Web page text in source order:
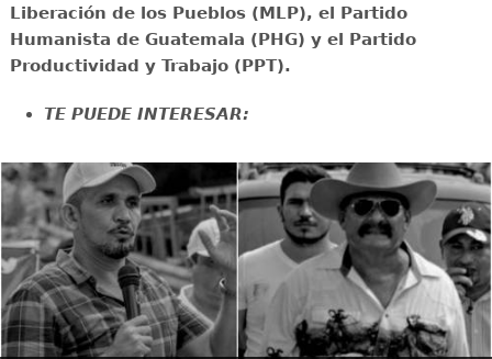
Liberación de los Pueblos (MLP), el Partido
Humanista de Guatemala (PHG) y el Partido
Productividad y Trabajo (PPT).
TE PUEDE INTERESAR: